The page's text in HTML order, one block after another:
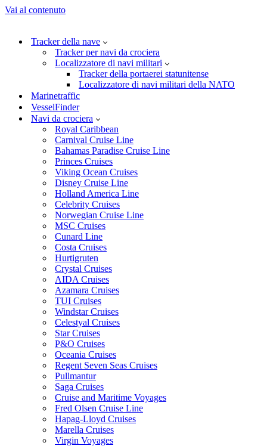
Vai al contenuto
Tracker della nave
Tracker per navi da crociera
Localizzatore di navi militari
Tracker della portaerei statunitense
Localizzatore di navi militari della NATO
Marinetraffic
VesselFinder
Navi da crociera
Royal Caribbean
Carnival Cruise Line
Bahamas Paradise Cruise Line
Princes Cruises
Viking Ocean Cruises
Disney Cruise Line
Holland America Line
Celebrity Cruises
Norwegian Cruise Line
MSC Cruises
Cunard Line
Costa Cruises
Hurtigruten
Crystal Cruises
AIDA Cruises
Azamara Cruises
TUI Cruises
Windstar Cruises
Celestyal Cruises
Star Cruises
P&O Cruises
Oceania Cruises
Regent Seven Seas Cruises
Pullmantur
Saga Cruises
Cruise and Maritime Voyages
Fred Olsen Cruise Line
Hapag-Lloyd Cruises
Marella Cruises
Virgin Voyages